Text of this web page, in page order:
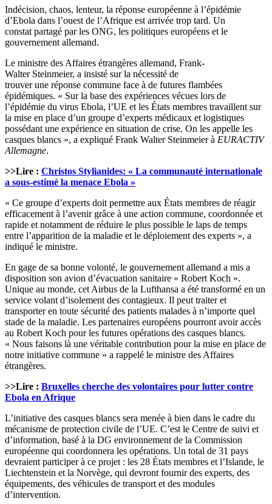
Indécision, chaos, lenteur, la réponse européenne à l’épidémie
d’Ebola dans l’ouest de l’Afrique est arrivée trop tard. Un
constat partagé par les ONG, les politiques européens et le
gouvernement allemand.
Le ministre des Affaires étrangères allemand, Frank-
Walter Steinmeier, a insisté sur la nécessité de
trouver une réponse commune face à de futures flambées
épidémiques. « Sur la base des expériences vécues lors de
l’épidémie du virus Ebola, l’UE et les États membres travaillent sur
la mise en place d’un groupe d’experts médicaux et logistiques
possédant une expérience en situation de crise. On les appelle les
casques blancs », a expliqué Frank Walter Steinmeier à EURACTIV
Allemagne.
>>Lire : Christos Stylianides: « La communauté internationale
a sous-estimé la menace Ebola »
« Ce groupe d’experts doit permettre aux États membres de réagir
efficacement à l’avenir grâce à une action commune, coordonnée et
rapide et notamment de réduire le plus possible le laps de temps
entre l’apparition de la maladie et le déploiement des experts », a
indiqué le ministre.
En gage de sa bonne volonté, le gouvernement allemand a mis a
disposition son avion d’évacuation sanitaire « Robert Koch ».
Unique au monde, cet Airbus de la Lufthansa a été transformé en un
service volant d’isolement des contagieux. Il peut traiter et
transporter en toute sécurité des patients malades à n’importe quel
stade de la maladie. Les partenaires européens pourront avoir accès
au Robert Koch pour les futures opérations des casques blancs.
« Nous faisons là une véritable contribution pour la mise en place de
notre initiative commune » a rappelé le ministre des Affaires
étrangères.
>>Lire : Bruxelles cherche des volontaires pour lutter contre
Ebola en Afrique
L’initiative des casques blancs sera menée à bien dans le cadre du
mécanisme de protection civile de l’UE. C’est le Centre de suivi et
d’information, basé à la DG environnement de la Commission
européenne qui coordonnera les opérations. Un total de 31 pays
devraient participer à ce projet : les 28 États membres et l’Islande, le
Liechtenstein et la Norvège, qui devront fournir des experts, des
équipements, des véhicules de transport et des modules
d’intervention.